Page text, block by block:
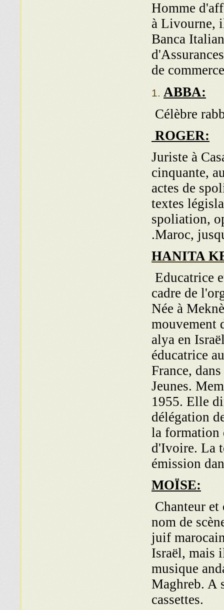
Homme
à Livourne,
Banca
de
ABBA:
Célèbre
ROGER:
Juriste à
cinquante,
actes de
textes
spoliation,
Maroc,
HANITA
Educatrice
cadre de
Née à
mouvement
alya en
éducatrice
France,
Jeunes.
1955. Elle
délégation
la formation
d'Ivoire. La
émission
MOÏSE:
Chanteur
nom de
juif
Israël, mais
musique
Maghreb. A
cassettes.